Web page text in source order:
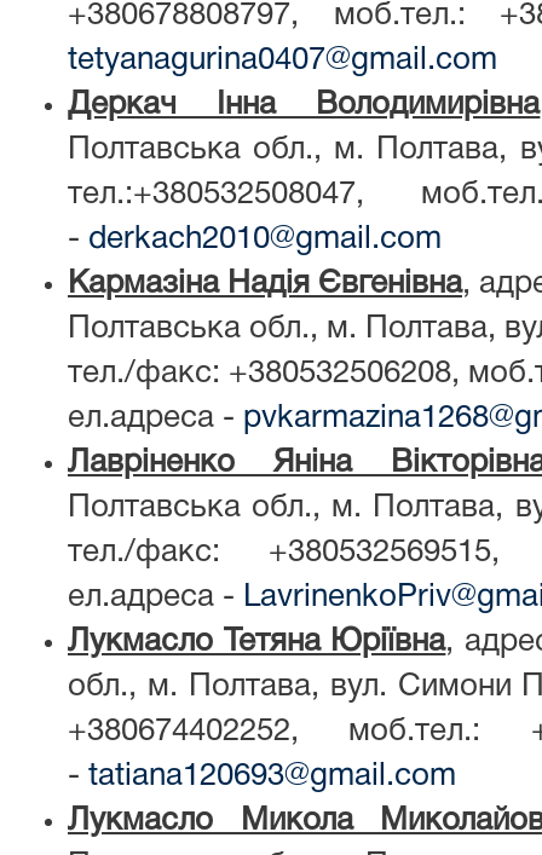
+380678808797, моб.тел.:
tetyanagurina0407@gmail.com
Деркач Інна Володимирівна
Полтавська обл., м. Полтава,
тел.:+380532508047,
- derkach2010@gmail.com
Кармазіна Надія Євгенівна,
Полтавська обл., м. Полтава,
тел./факс: +380532506208,
ел.адреса -
Лавріненко Яніна
Полтавська обл., м. Полтава,
тел./факс: +380532569515,
ел.адреса -
Лукмасло Тетяна Юріївна,
обл., м. Полтава, вул. Симони
+380674402252, моб.тел.:
- tatiana120693@gmail.com
Лукмасло Микола